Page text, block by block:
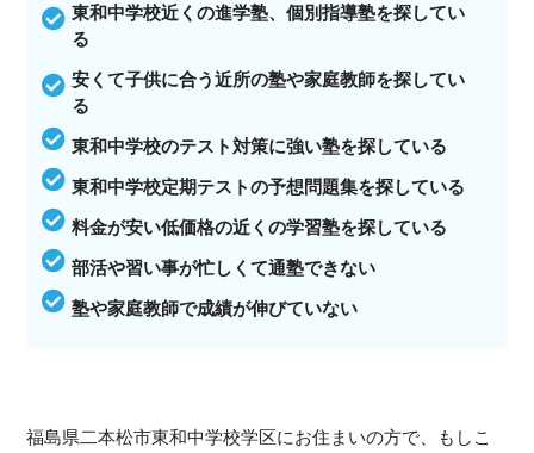
東和中学校近くの進学塾、個別指導塾を探してい
る
安くて子供に合う近所の塾や家庭教師を探してい
る
東和中学校のテスト対策に強い塾を探している
東和中学校定期テストの予想問題集を探している
料金が安い低価格の近くの学習塾を探している
部活や習い事が忙しくて通塾できない
塾や家庭教師で成績が伸びていない
福島県二本松市東和中学校学区にお住まいの方で、もしこ